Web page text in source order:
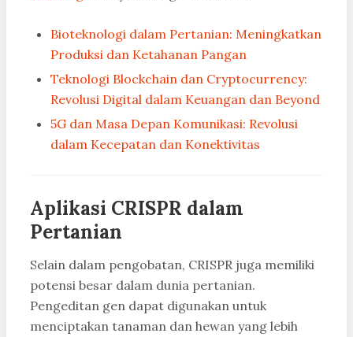
Bioteknologi dalam Pertanian: Meningkatkan
Produksi dan Ketahanan Pangan
Teknologi Blockchain dan Cryptocurrency:
Revolusi Digital dalam Keuangan dan Beyond
5G dan Masa Depan Komunikasi: Revolusi
dalam Kecepatan dan Konektivitas
Aplikasi CRISPR dalam
Pertanian
Selain dalam pengobatan, CRISPR juga memiliki
potensi besar dalam dunia pertanian.
Pengeditan gen dapat digunakan untuk
menciptakan tanaman dan hewan yang lebih